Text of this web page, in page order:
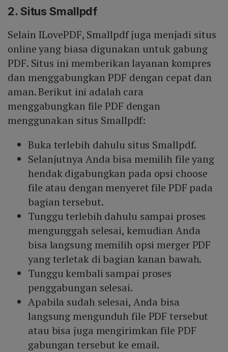
2. Situs Smallpdf
Selain ILovePDF, Smallpdf juga menjadi situs
online yang biasa digunakan untuk gabung
PDF. Situs ini memberikan layanan kompres
dan menggabungkan PDF dengan cepat dan
aman. Berikut ini adalah cara
menggabungkan file PDF dengan
menggunakan situs Smallpdf:
Buka terlebih dahulu situs Smallpdf.
Selanjutnya Anda bisa memilih file yang
hendak digabungkan pada opsi choose
file atau dengan menyeret file PDF pada
bagian tersebut.
Tunggu terlebih dahulu sampai proses
mengunggah selesai, kemudian Anda
bisa langsung memilih opsi merger PDF
yang terletak di bagian kanan bawah.
Tunggu kembali sampai proses
penggabungan selesai.
Apabila sudah selesai, Anda bisa
langsung mengunduh file PDF tersebut
atau bisa juga mengirimkan file PDF
gabungan tersebut ke email.